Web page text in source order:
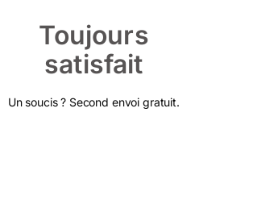
Toujours
satisfait
Un soucis ? Second envoi gratuit.